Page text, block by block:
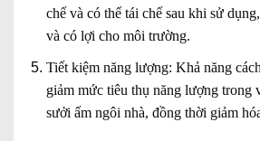
chế và có thể tái chế sau khi sử
và có lợi cho môi trường.
Tiết kiệm năng lượng: Khả năng
giảm mức tiêu thụ năng lượng trong
sưởi ấm ngôi nhà, đồng thời giảm